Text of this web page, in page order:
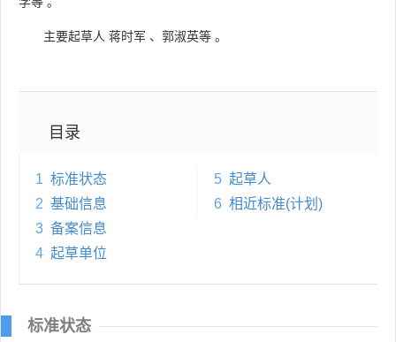
主要起草人 蒋时军 、 郭淑英等 。
目录
1 标准状态
2 基础信息
3 备案信息
4 起草单位
5 起草人
6 相近标准(计划)
标准状态